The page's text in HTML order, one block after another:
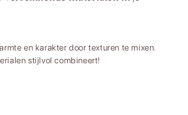
en karakter door texturen te mixen.
stijlvol combineert!